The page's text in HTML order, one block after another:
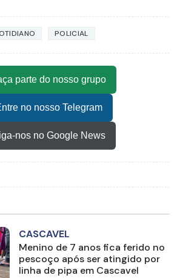
POLICIAL
parte do nosso grupo
no nosso Telegram
nos no Google News
CASCAVEL
Menino de 7 anos fica ferido no
pescoço após ser atingido por
linha de pipa em Cascavel